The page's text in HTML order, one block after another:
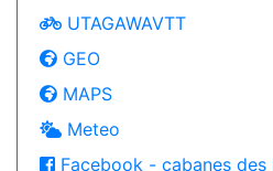
UTAGAWAVTT
GEO
MAPS
Meteo
Facebook - cabanes des